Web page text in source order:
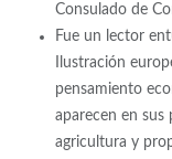
Consulado de
Fue un lector
Ilustración
pensamiento
aparecen en sus
agricultura y